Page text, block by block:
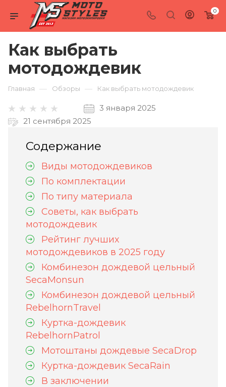
0
Как выбрать
мотодождевик
Главная — Обзоры — Как выбрать мотодождевик
3 января 2025
21 сентября 2025
Содержание
Виды мотодождевиков
По комплектации
По типу материала
Советы, как выбрать
мотодождевик
Рейтинг лучших
мотодождевиков в 2025 году
Комбинезон дождевой цельный
SecaMonsun
Комбинезон дождевой цельный
RebelhornTravel
Куртка-дождевик
RebelhornPatrol
Мотоштаны дождевые SecaDrop
Куртка-дождевик SecaRain
В заключении